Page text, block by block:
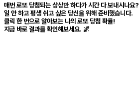
매번 로또 당첨되는 상상만 하다가 시간 다 보내시나요?
일 안 하고 평생 쉬고 싶은 당신을 위해 준비했습니다.
클릭 한 번으로 알아보는 나의 로또 당첨 확률!
지금 바로 결과를 확인해보세요. 🌌